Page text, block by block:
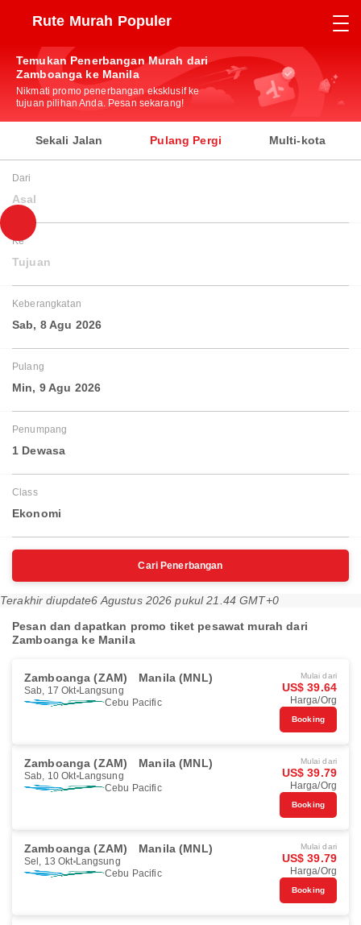
Rute Murah Populer
Temukan Penerbangan Murah dari
Zamboanga ke Manila
Nikmati promo penerbangan eksklusif ke
tujuan pilihan Anda. Pesan sekarang!
Sekali Jalan Pulang Pergi Multi-kota
Dari
Asal
Ke
Tujuan
Keberangkatan
Sab, 8 Agu 2026
Pulang
Min, 9 Agu 2026
Penumpang
1 Dewasa
Class
Ekonomi
Cari Penerbangan
Terakhir diupdate6 Agustus 2026 pukul 21.44 GMT+0
Pesan dan dapatkan promo tiket pesawat murah dari
Zamboanga ke Manila
Zamboanga (ZAM) Manila (MNL)
Sab, 17 Okt Langsung
Cebu Pacific
Mulai dari
US$ 39.64
Harga/Org
Booking
Zamboanga (ZAM) Manila (MNL)
Sab, 10 Okt Langsung
Cebu Pacific
Mulai dari
US$ 39.79
Harga/Org
Booking
Zamboanga (ZAM) Manila (MNL)
Sel, 13 Okt Langsung
Cebu Pacific
Mulai dari
US$ 39.79
Harga/Org
Booking